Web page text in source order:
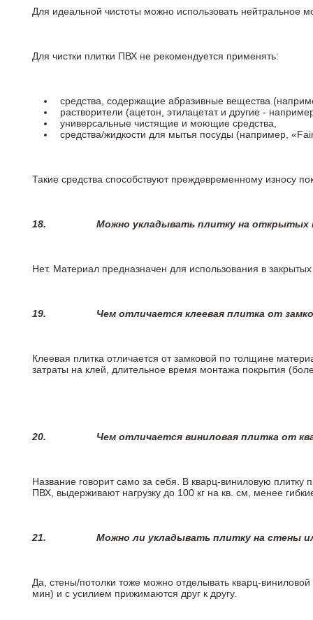
Для идеальной чистоты можно использовать
Для чистки плитки ПВХ не рекомендуется применять:
средства, содержащие абразивные вещества
растворители (ацетон, этилацетат и другие -
универсальные чистящие и моющие средства,
средства/жидкости для мытья посуды (например,
Такие средства способствуют преждевременному износу
18. Можно укладывать плитку на открытых
Нет. Материал предназначен для использования в
19. Чем отличается клеевая плитка от
Клеевая плитка отличается от замковой по толщине
затраты на клей, длительное время монтажа покрытия
20. Чем отличается виниловая плитка от
Название говорит само за себя. В кварц-виниловую
ПВХ, выдерживают нагрузку до 100 кг на кв. см, менее
21. Можно ли укладывать плитку на стены
Да, стены/потолки тоже можно отделывать кварц-
мин) и с усилием прижимаются друг к другу.